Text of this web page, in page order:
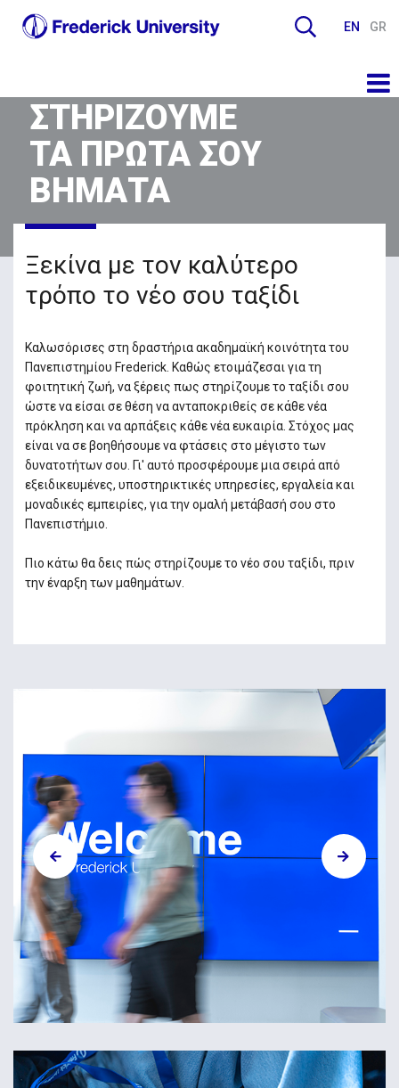
EN GR
ΣΤΗΡΙΖΟΥΜΕ
ΤΑ ΠΡΩΤΑ ΣΟΥ
ΒΗΜΑΤΑ
Ξεκίνα με τον καλύτερο
τρόπο το νέο σου ταξίδι
Καλωσόρισες στη δραστήρια ακαδημαϊκή κοινότητα του
Πανεπιστημίου Frederick. Καθώς ετοιμάζεσαι για τη
φοιτητική ζωή, να ξέρεις πως στηρίζουμε το ταξίδι σου
ώστε να είσαι σε θέση να ανταποκριθείς σε κάθε νέα
πρόκληση και να αρπάξεις κάθε νέα ευκαιρία. Στόχος μας
είναι να σε βοηθήσουμε να φτάσεις στο μέγιστο των
δυνατοτήτων σου. Γι' αυτό προσφέρουμε μια σειρά από
εξειδικευμένες, υποστηρικτικές υπηρεσίες, εργαλεία και
μοναδικές εμπειρίες, για την ομαλή μετάβασή σου στο
Πανεπιστήμιο.
Πιο κάτω θα δεις πώς στηρίζουμε το νέο σου ταξίδι, πριν
την έναρξη των μαθημάτων.